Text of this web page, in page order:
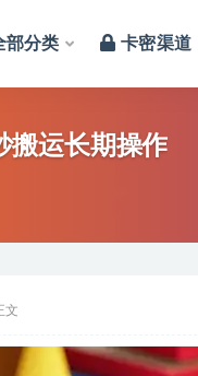
部分类 卡密渠道
搬运长期操作
文